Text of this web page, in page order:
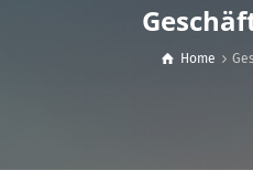
Home